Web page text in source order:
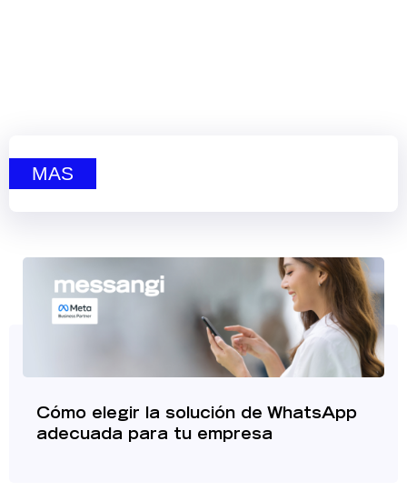
MAS
Cómo elegir la solución de WhatsApp
adecuada para tu empresa